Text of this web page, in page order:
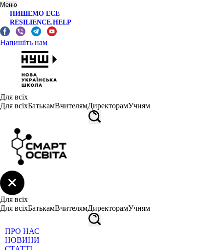
Меню
ПИШЕМО ЕСЕ
RESILIENCE.HELP
Напишіть нам
Для всіх
Для всіхБатькамВчителямДиректорамУчням
Для всіх
Для всіхБатькамВчителямДиректорамУчням
ПРО НАС
НОВИНИ